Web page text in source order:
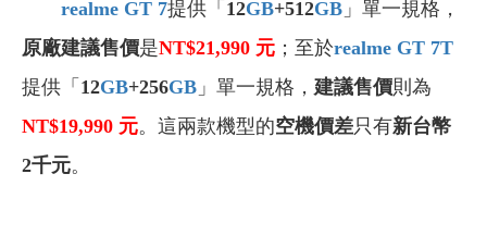
realme GT 7提供「 12GB+512GB 」單一規格，
原廠建議售價是NT$21,990 元 ；至於realme GT 7T
提供「 12GB+256GB 」單一規格， 建議售價則為
NT$19,990 元。這兩款機型的空機價差只有新台幣
2千元。